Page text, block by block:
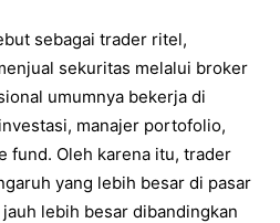
sebagai trader ritel,
sekuritas melalui broker
umumnya bekerja di
manajer portofolio,
fund. Oleh karena itu, trader
yang lebih besar di pasar
lebih besar dibandingkan